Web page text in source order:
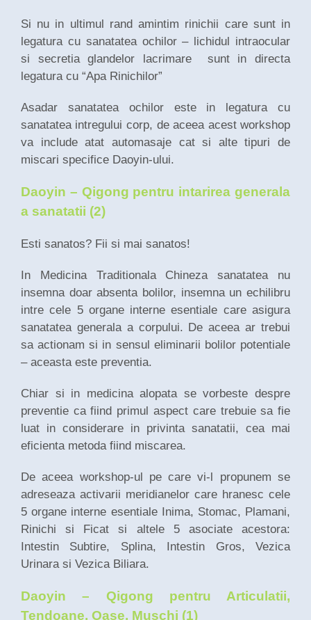
Si nu in ultimul rand amintim rinichii care sunt in
legatura cu sanatatea ochilor – lichidul intraocular
si secretia glandelor lacrimare sunt in directa
legatura cu “Apa Rinichilor”
Asadar sanatatea ochilor este in legatura cu
sanatatea intregului corp, de aceea acest workshop
va include atat automasaje cat si alte tipuri de
miscari specifice Daoyin-ului.
Daoyin – Qigong pentru intarirea generala
a sanatatii (2)
Esti sanatos? Fii si mai sanatos!
In Medicina Traditionala Chineza sanatatea nu
insemna doar absenta bolilor, insemna un echilibru
intre cele 5 organe interne esentiale care asigura
sanatatea generala a corpului. De aceea ar trebui
sa actionam si in sensul eliminarii bolilor potentiale
– aceasta este preventia.
Chiar si in medicina alopata se vorbeste despre
preventie ca fiind primul aspect care trebuie sa fie
luat in considerare in privinta sanatatii, cea mai
eficienta metoda fiind miscarea.
De aceea workshop-ul pe care vi-l propunem se
adreseaza activarii meridianelor care hranesc cele
5 organe interne esentiale Inima, Stomac, Plamani,
Rinichi si Ficat si altele 5 asociate acestora:
Intestin Subtire, Splina, Intestin Gros, Vezica
Urinara si Vezica Biliara.
Daoyin – Qigong pentru Articulatii,
Tendoane, Oase, Muschi (1)